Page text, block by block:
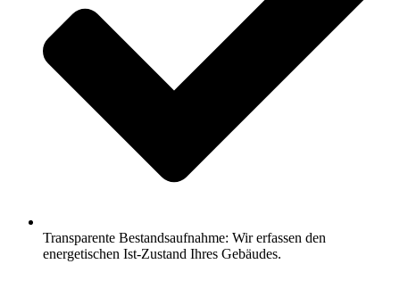
Transparente Bestandsaufnahme: Wir erfassen den
energetischen Ist-Zustand Ihres Gebäudes.